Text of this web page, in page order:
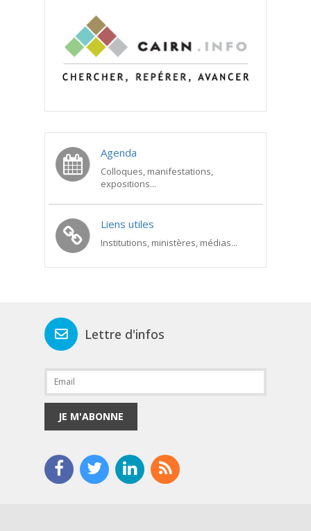
Agenda
Colloques, manifestations,
expositions...
Liens utiles
Institutions, ministères, médias...
Lettre d'infos
JE M'ABONNE